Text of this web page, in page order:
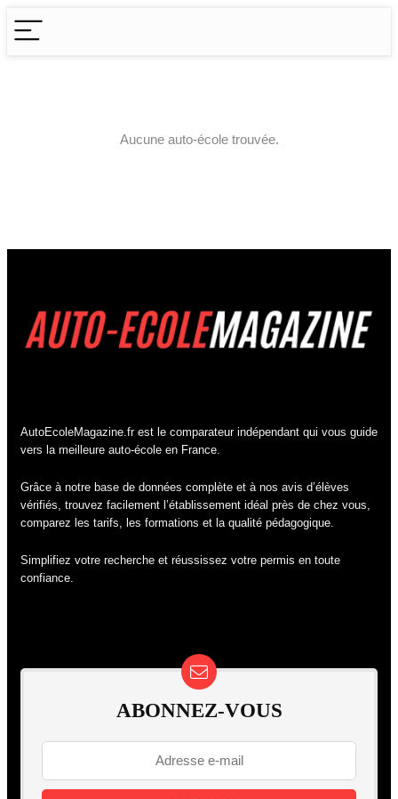
Aucune auto-école trouvée.
AutoEcoleMagazine.fr est le comparateur indépendant qui vous guide
vers la meilleure auto-école en France.
Grâce à notre base de données complète et à nos avis d’élèves
vérifiés, trouvez facilement l’établissement idéal près de chez vous,
comparez les tarifs, les formations et la qualité pédagogique.
Simplifiez votre recherche et réussissez votre permis en toute
confiance.
ABONNEZ-VOUS